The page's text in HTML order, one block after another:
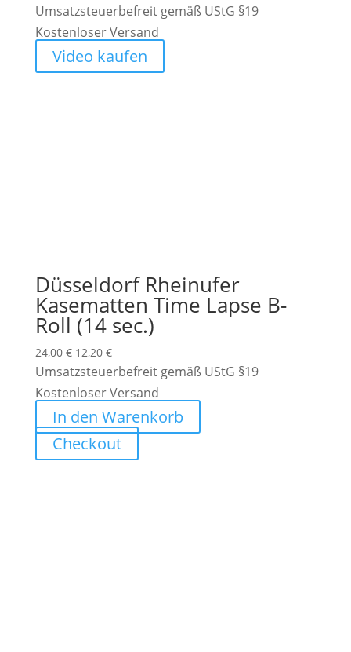
Preis
war:
49,00 €
Preis
ist:
24,70 €.
Umsatzsteuerbefreit gemäß UStG §19
Kostenloser Versand
Video kaufen
Düsseldorf Rheinufer
Kasematten Time Lapse B-
Roll (14 sec.)
24,00€ Ursprünglicher
Preis
war:
24,00 €
12,20 €Aktueller
Preis
ist:
12,20 €.
Umsatzsteuerbefreit gemäß UStG §19
Kostenloser Versand
In den Warenkorb
Checkout